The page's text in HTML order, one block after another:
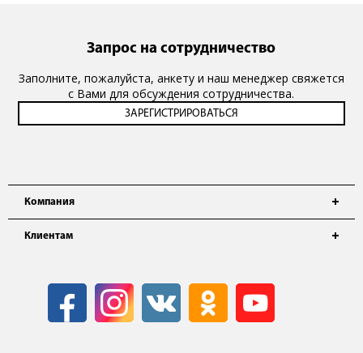
Компания
Клиентам
Запрос на сотрудничество
Заполните, пожалуйста, анкету и наш менеджер свяжется
с Вами для обсуждения сотрудничества.